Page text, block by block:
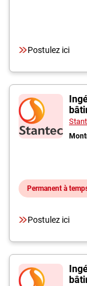
Postulez ici
Permanent à
Postulez ici